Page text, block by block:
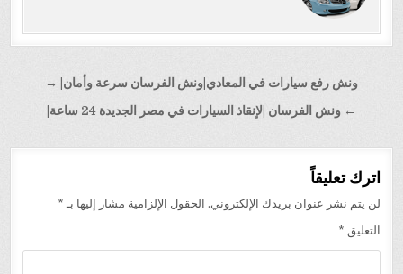
تصفّح
المقالات
ونش رفع سيارات في المعادي|ونش الفرسان سرعة وأمان| →
← ونش الفرسان |لإنقاذ السيارات في مصر الجديدة 24 ساعة|
اترك تعليقاً
لن يتم نشر عنوان بريدك الإلكتروني. الحقول الإلزامية مشار إليها بـ *
التعليق *